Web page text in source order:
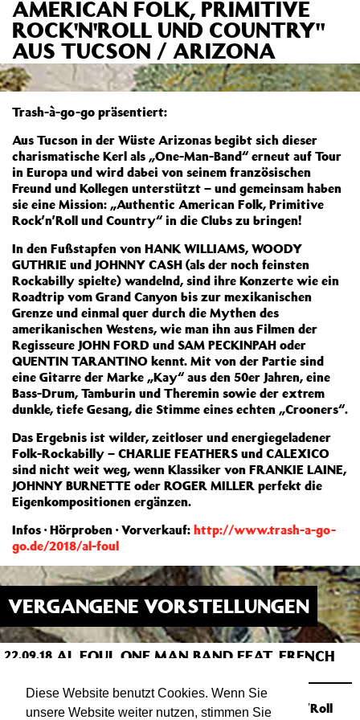
Diese Website benutzt Cookies. Wenn Sie
unsere Website weiter nutzen, stimmen Sie
AMERICAN FOLK, PRIMITIVE
ROCK'N'ROLL UND COUNTRY"
AUS TUCSON / ARIZONA
Trash-à-go-go präsentiert:
Aus Tucson in der Wüste Arizonas begibt sich dieser
charismatische Kerl als „One-Man-Band“ erneut auf Tour
in Europa und wird dabei von seinem französischen
Freund und Kollegen unterstützt – und gemeinsam haben
sie eine Mission: „Authentic American Folk, Primitive
Rock’n’Roll und Country“ in die Clubs zu bringen!
In den Fußstapfen von HANK WILLIAMS, WOODY
GUTHRIE und JOHNNY CASH (als der noch feinsten
Rockabilly spielte) wandelnd, sind ihre Konzerte wie ein
Roadtrip vom Grand Canyon bis zur mexikanischen
Grenze und einmal quer durch die Mythen des
amerikanischen Westens, wie man ihn aus Filmen der
Regisseure JOHN FORD und SAM PECKINPAH oder
QUENTIN TARANTINO kennt. Mit von der Partie sind
eine Gitarre der Marke „Kay“ aus den 50er Jahren, eine
Bass-Drum, Tamburin und Theremin sowie der extrem
dunkle, tiefe Gesang, die Stimme eines echten „Crooners“.
Das Ergebnis ist wilder, zeitloser und energiegeladener
Folk-Rockabilly – CHARLIE FEATHERS und CALEXICO
sind nicht weit weg, wenn Klassiker von FRANKIE LAINE,
JOHNNY BURNETTE oder ROGER MILLER perfekt die
Eigenkompositionen ergänzen.
Infos · Hörproben · Vorverkauf: http://www.trash-a-go-
go.de/2018/al-foul
VERGANGENE VORSTELLUNGEN
22.09.18 AL FOUL ONE MAN BAND FEAT. FRENCH
RAKETE
Authentic American Folk, Primitive Rock’n’Roll